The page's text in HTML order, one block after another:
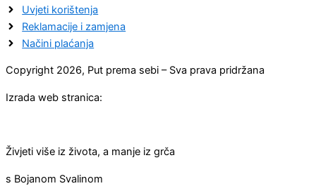
Uvjeti korištenja
Reklamacije i zamjena
Načini plaćanja
Copyright 2026, Put prema sebi – Sva prava pridržana
Izrada web stranica:
Živjeti više iz života, a manje iz grča
s Bojanom Svalinom